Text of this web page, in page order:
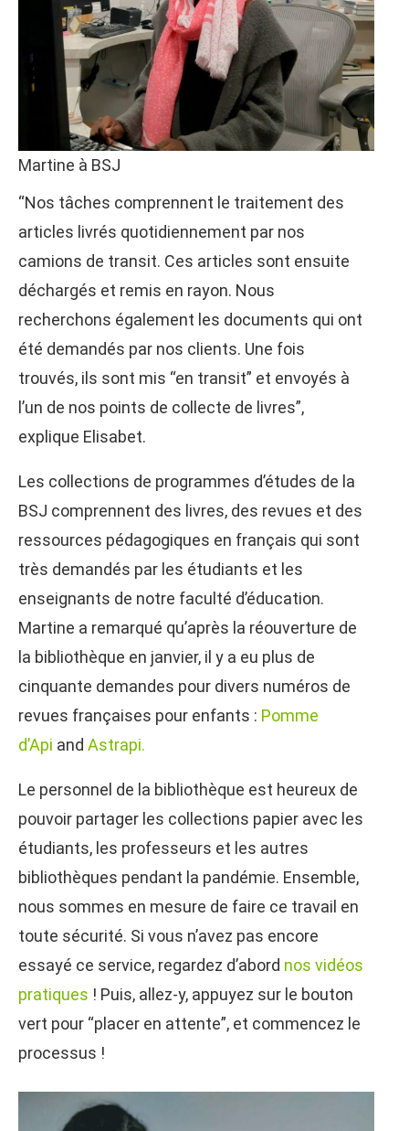
Martine à BSJ
“Nos tâches comprennent le traitement des
articles livrés quotidiennement par nos
camions de transit. Ces articles sont ensuite
déchargés et remis en rayon. Nous
recherchons également les documents qui ont
été demandés par nos clients. Une fois
trouvés, ils sont mis “en transit” et envoyés à
l’un de nos points de collecte de livres”,
explique Elisabet.
Les collections de programmes d’études de la
BSJ comprennent des livres, des revues et des
ressources pédagogiques en français qui sont
très demandés par les étudiants et les
enseignants de notre faculté d’éducation.
Martine a remarqué qu’après la réouverture de
la bibliothèque en janvier, il y a eu plus de
cinquante demandes pour divers numéros de
revues françaises pour enfants : Pomme
d’Api and Astrapi.
Le personnel de la bibliothèque est heureux de
pouvoir partager les collections papier avec les
étudiants, les professeurs et les autres
bibliothèques pendant la pandémie. Ensemble,
nous sommes en mesure de faire ce travail en
toute sécurité. Si vous n’avez pas encore
essayé ce service, regardez d’abord nos vidéos
pratiques ! Puis, allez-y, appuyez sur le bouton
vert pour “placer en attente”, et commencez le
processus !